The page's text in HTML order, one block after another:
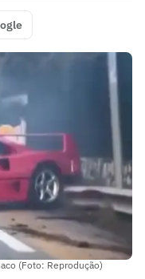
(Foto: Reprodução)